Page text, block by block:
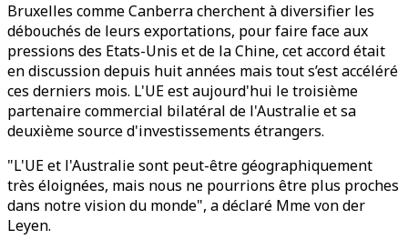
Bruxelles comme Canberra cherchent à diversifier les
débouchés de leurs exportations, pour faire face aux
pressions des Etats-Unis et de la Chine, cet accord était
en discussion depuis huit années mais tout s’est accéléré
ces derniers mois. L'UE est aujourd'hui le troisième
partenaire commercial bilatéral de l'Australie et sa
deuxième source d'investissements étrangers.
"L'UE et l'Australie sont peut-être géographiquement
très éloignées, mais nous ne pourrions être plus proches
dans notre vision du monde", a déclaré Mme von der
Leyen.